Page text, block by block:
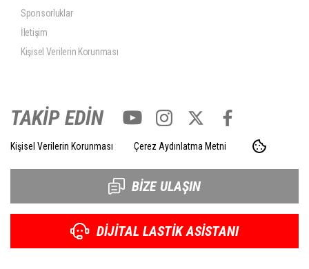
Sponsorluklar
İletişim
Kişisel Verilerin Korunması
TAKİP EDİN
Kişisel Verilerin Korunması Çerez Aydınlatma Metni
BİZE ULAŞIN
DİJİTAL LASTİK ASİSTANI